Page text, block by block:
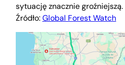
sytuację znacznie groźniejszą.
Źródło:Global Forest Watch